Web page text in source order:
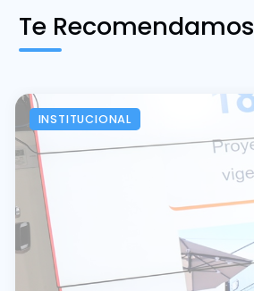
Te Recomendamos
INSTITUCIONAL